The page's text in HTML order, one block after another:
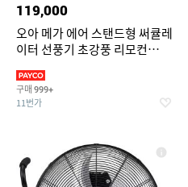
119,000
오아 메가 에어 스탠드형 써큘레
이터 선풍기 초강풍 리모컨
용 서큘레이터
구매 999+
11번가